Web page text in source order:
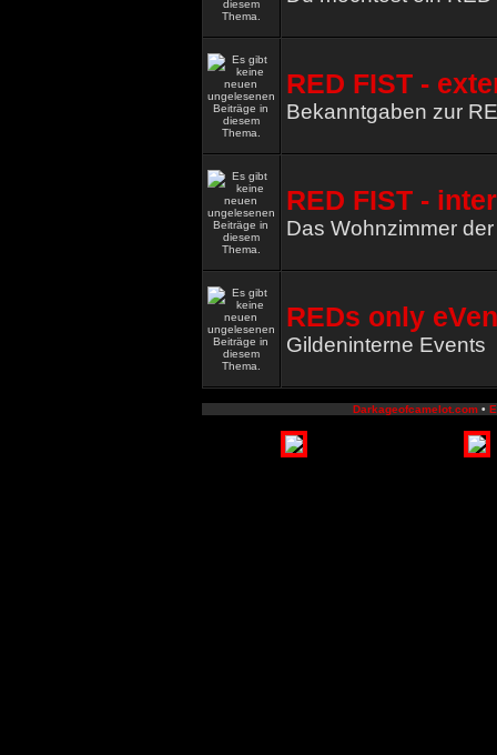
RED FIST -
Bekanntgaben zur
RED FIST -
Das Wohnzimmer
REDs only
Gildeninterne Events
Darkageofcamelot.com •